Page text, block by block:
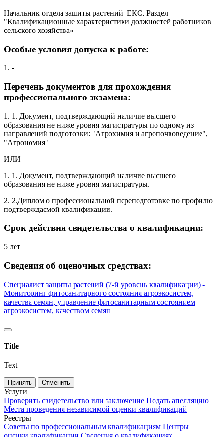
Начальник отдела защиты растений, ЕКС, Раздел
"Квалификационные характеристики должностей работников
сельского хозяйства»
Особые условия допуска к работе:
1. -
Перечень документов для прохождения
профессионального экзамена:
1. 1. Документ, подтверждающий наличие высшего
образования не ниже уровня магистратуры по одному из
направлений подготовки: "Агрохимия и агропочвоведение",
"Агрономия"
ИЛИ
1. 1. Документ, подтверждающий наличие высшего
образования не ниже уровня магистратуры.
2. 2.Диплом о профессиональной переподготовке по профилю
подтверждаемой квалификации.
Срок действия свидетельства о квалификации:
5 лет
Сведения об оценочных средствах:
Специалист защиты растений (7-й уровень квалификации) -
Мониторинг фитосанитарного состояния агроэкосистем,
качества семян, управление фитосанитарным состоянием
агроэкосистем, качеством семян
Title
Text
Принять Отменить
Услуги
Проверить свидетельство или заключение Подать апелляцию
Места проведения независимой оценки квалификаций
Реестры
Советы по профессиональным квалификациям Центры
оценки квалификации Сведения о квалификациях